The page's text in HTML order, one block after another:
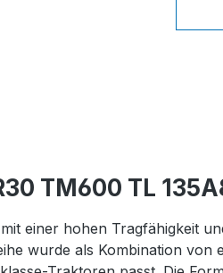
TM600 TL
einer hohen Tragfähigkeit
wurde als Kombination